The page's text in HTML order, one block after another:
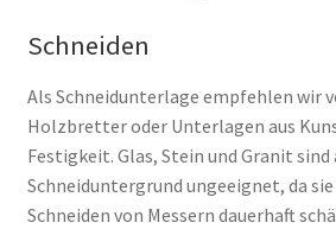
Schneiden
Als Schneidunterlage empfehlen wir
Holzbretter oder Unterlagen aus
Festigkeit. Glas, Stein und Granit sind
Schneiduntergrund ungeeignet, da
Schneiden von Messern dauerhaft